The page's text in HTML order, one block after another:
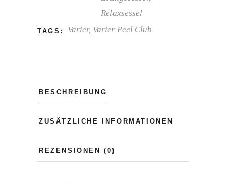
Relaxsessel
TAGS: Varier, Varier Peel Club
BESCHREIBUNG
ZUSÄTZLICHE INFORMATIONEN
REZENSIONEN (0)